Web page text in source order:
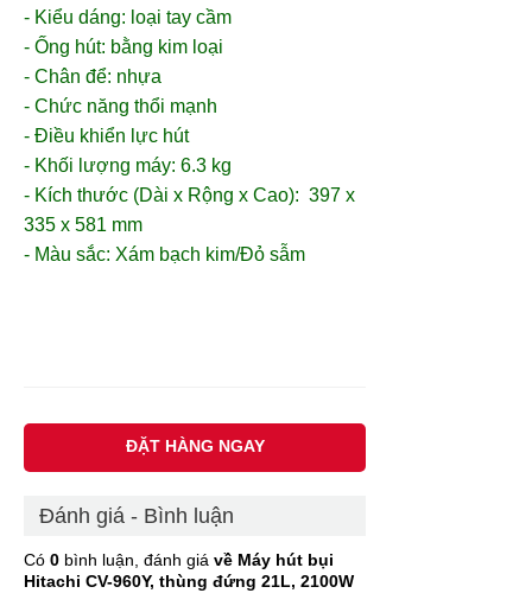
- Kiểu dáng: loại tay cầm
- Ống hút: bằng kim loại
- Chân để: nhựa
- Chức năng thổi mạnh
- Điều khiển lực hút
- Khối lượng máy: 6.3 kg
- Kích thước (Dài x Rộng x Cao): 397 x
335 x 581 mm
- Màu sắc: Xám bạch kim/Đỏ sẫm
ĐẶT HÀNG NGAY
Đánh giá - Bình luận
Có 0 bình luận, đánh giá về Máy hút bụi
Hitachi CV-960Y, thùng đứng 21L, 2100W